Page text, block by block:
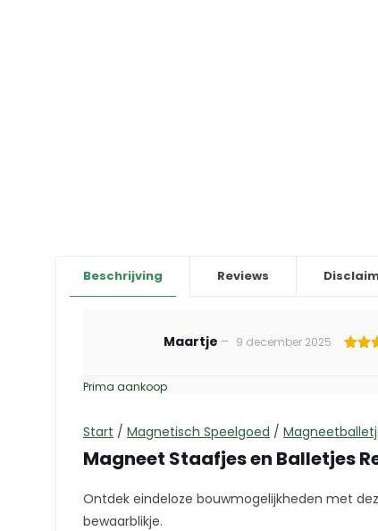
Beschrijving Reviews
Maartje – 9 december 2025
Prima aankoop
Start / Magnetisch Speelgoed /
Magneet Staafjes en Balletjes
Ontdek eindeloze bouwmogelijkheden met
bewaarblikje.